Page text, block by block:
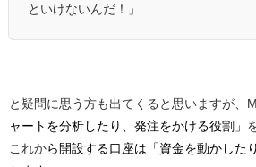
といけないんだ！」
と疑問に思う方も出てくると思いますが、
ャートを分析したり、発注をかける役割」
これから開設する口座は「資金を動かした